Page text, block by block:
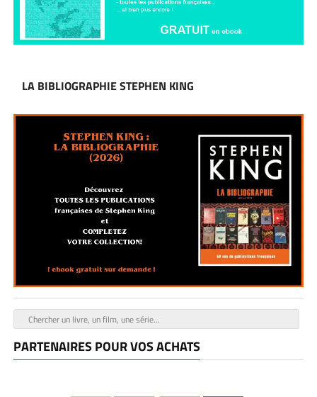
LA BIBLIOGRAPHIE STEPHEN KING
PARTENAIRES POUR VOS ACHATS